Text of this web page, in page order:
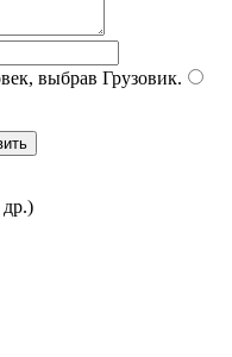
выбрав Грузовик.